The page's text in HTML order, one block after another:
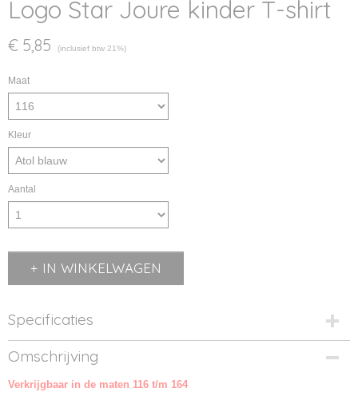
Logo Star Joure kinder T-shirt
€ 5,85 (inclusief btw 21%)
Maat
Kleur
Aantal
IN WINKELWAGEN
Specificaties
Productcode
15-1
Productcode leverancier
Omschrijving
Verkrijgbaar in de maten 116 t/m 164